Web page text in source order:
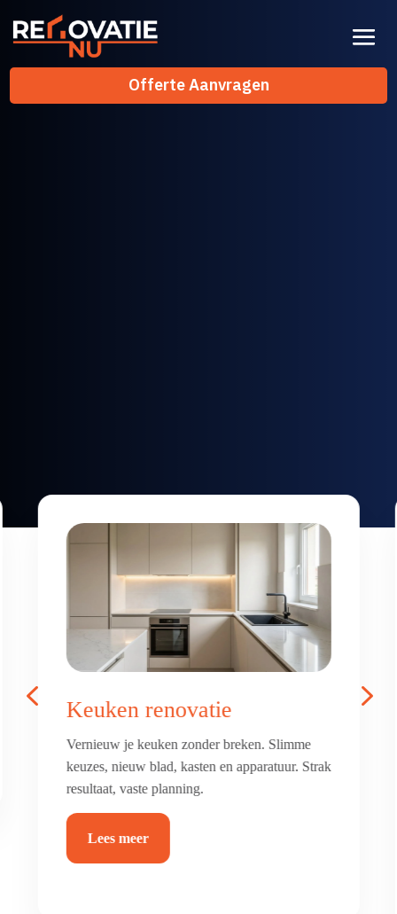
Offerte Aanvragen
Badkamer & toilet
renovatie
Frisse, comfortabele badkamer of toilet met
luxe afwerking. Alles netjes betegeld, afgekit
en waterdicht.
Lees meer
4 5